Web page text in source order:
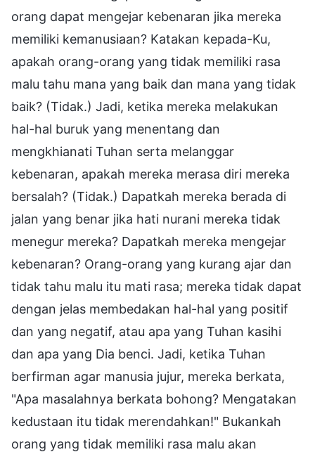
orang dapat mengejar kebenaran jika mereka
memiliki kemanusiaan? Katakan kepada-Ku,
apakah orang-orang yang tidak memiliki rasa
malu tahu mana yang baik dan mana yang tidak
baik? (Tidak.) Jadi, ketika mereka melakukan
hal-hal buruk yang menentang dan
mengkhianati Tuhan serta melanggar
kebenaran, apakah mereka merasa diri mereka
bersalah? (Tidak.) Dapatkah mereka berada di
jalan yang benar jika hati nurani mereka tidak
menegur mereka? Dapatkah mereka mengejar
kebenaran? Orang-orang yang kurang ajar dan
tidak tahu malu itu mati rasa; mereka tidak dapat
dengan jelas membedakan hal-hal yang positif
dan yang negatif, atau apa yang Tuhan kasihi
dan apa yang Dia benci. Jadi, ketika Tuhan
berfirman agar manusia jujur, mereka berkata,
"Apa masalahnya berkata bohong? Mengatakan
kedustaan itu tidak merendahkan!" Bukankah
orang yang tidak memiliki rasa malu akan